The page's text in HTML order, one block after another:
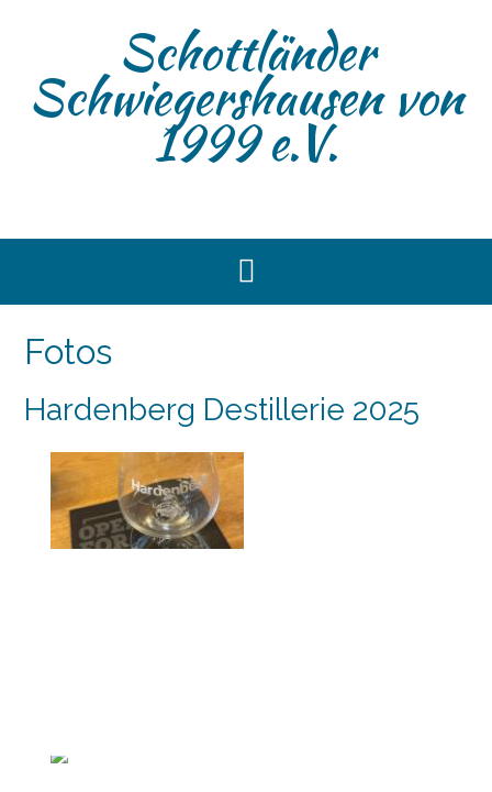
Schottländer
Schwiegershausen von
1999 e.V.
Fotos
Hardenberg Destillerie 2025